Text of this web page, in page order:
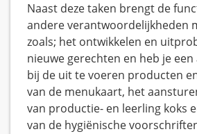
Naast deze taken brengt de
andere verantwoordelijkheden
zoals; het ontwikkelen en
nieuwe gerechten en heb je
bij de uit te voeren producten
van de menukaart, het
van productie- en leerling koks
van de hygiënische